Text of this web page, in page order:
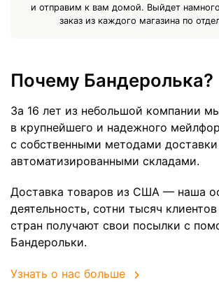
и отправим к вам домой. Выйдет
заказ из каждого магазина по
Почему Бандеролька?
За 16 лет из небольшой компании
в крупнейшего и надежного
с собственными методами
автоматизированными складами.
Доставка товаров из США — наша
деятельность, сотни тысяч
стран получают свои посылки с
Бандерольки.
Узнать о нас больше